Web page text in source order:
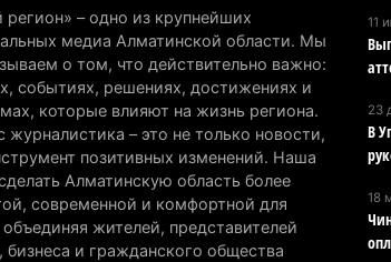
регион» – одно из крупнейших
медиа Алматинской области. Мы
о том, что действительно важно:
событиях, решениях, достижениях и
которые влияют на жизнь региона.
журналистика – это не только новости,
позитивных изменений. Наша
Алматинскую область более
современной и комфортной для
жителей, представителей
бизнеса и гражданского общества
11
23
В
18